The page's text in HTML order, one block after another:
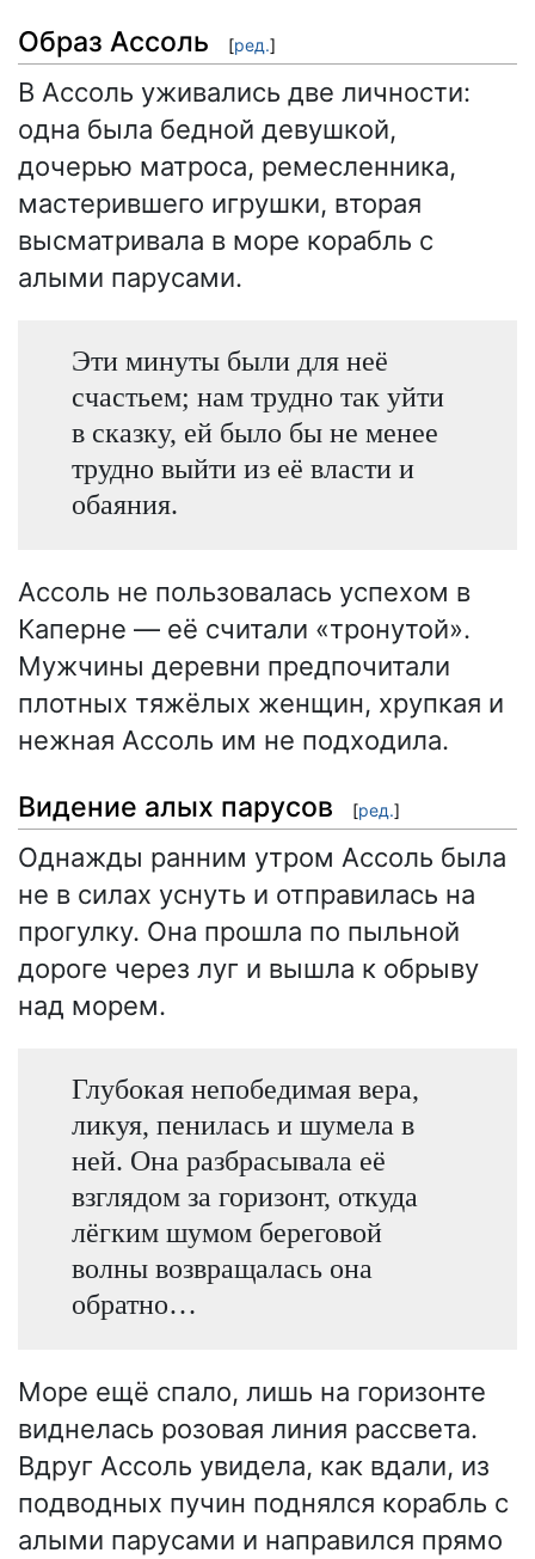
Образ Ассоль [ред.]
В Ассоль уживались две личности:
одна была бедной девушкой,
дочерью матроса, ремесленника,
мастерившего игрушки, вторая
высматривала в море корабль с
алыми парусами.
Эти минуты были для неё
счастьем; нам трудно так уйти
в сказку, ей было бы не менее
трудно выйти из её власти и
обаяния.
Ассоль не пользовалась успехом в
Каперне — её считали «тронутой».
Мужчины деревни предпочитали
плотных тяжёлых женщин, хрупкая и
нежная Ассоль им не подходила.
Видение алых парусов [ред.]
Однажды ранним утром Ассоль была
не в силах уснуть и отправилась на
прогулку. Она прошла по пыльной
дороге через луг и вышла к обрыву
над морем.
Глубокая непобедимая вера,
ликуя, пенилась и шумела в
ней. Она разбрасывала её
взглядом за горизонт, откуда
лёгким шумом береговой
волны возвращалась она
обратно…
Море ещё спало, лишь на горизонте
виднелась розовая линия рассвета.
Вдруг Ассоль увидела, как вдали, из
подводных пучин поднялся корабль с
алыми парусами и направился прямо